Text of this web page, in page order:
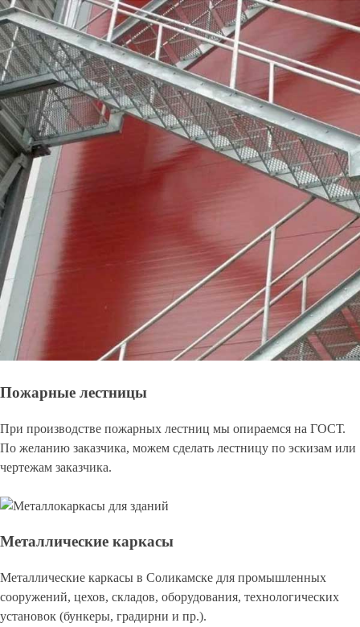
Пожарные лестницы
При производстве пожарных лестниц мы опираемся на ГОСТ.
По желанию заказчика, можем сделать лестницу по эскизам или
чертежам заказчика.
Металлические каркасы
Металлические каркасы в Соликамске для промышленных
сооружений, цехов, складов, оборудования, технологических
установок (бункеры, градирни и пр.).